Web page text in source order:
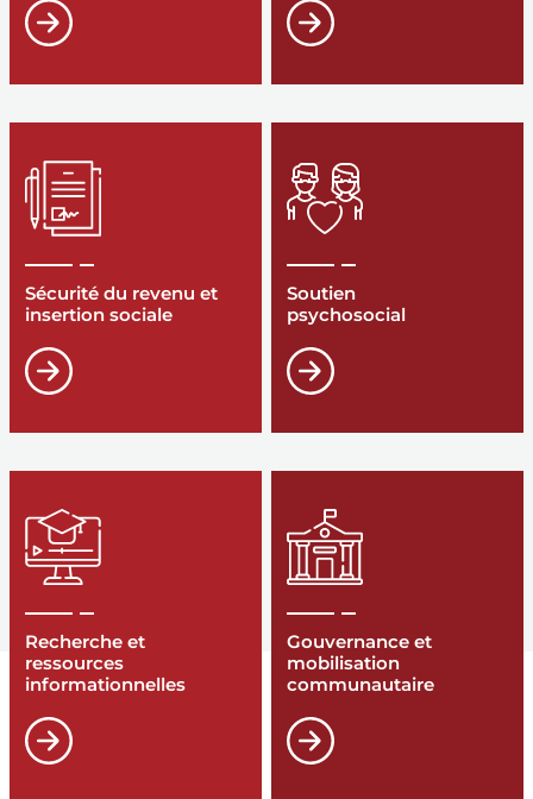
Sécurité du revenu et
insertion sociale
Soutien
psychosocial
Recherche et
ressources
informationnelles
Gouvernance et
mobilisation
communautaire